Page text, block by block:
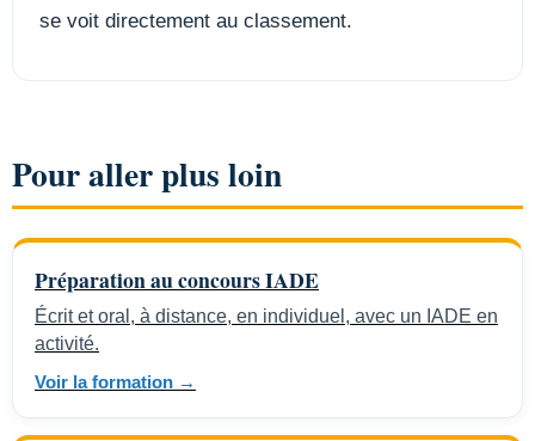
se voit directement au classement.
Pour aller plus loin
Préparation au concours IADE
Écrit et oral, à distance, en individuel, avec un IADE en
activité.
Voir la formation →